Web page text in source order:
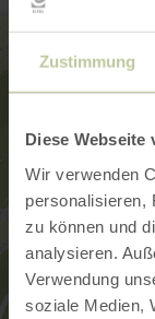
Zustimmung
Diese Webseite
Wir verwenden
personalisieren,
zu können und
analysieren.
Verwendung
soziale Medien,